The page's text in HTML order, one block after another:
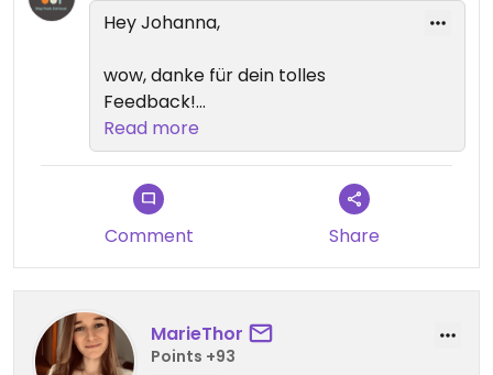
Hey Johanna,
wow, danke für dein tolles
Feedback!
Was bei den "Pros" noch fehlt:
unsere außergewöhnlich tollen
Gäste :))
Read more
Comment Share
MarieThor
Points +93